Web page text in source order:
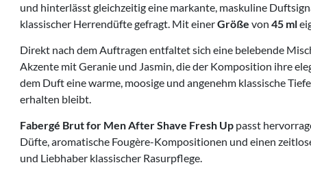
und hinterlässt gleichzeitig eine markante, maskuline
klassischer Herrendüfte gefragt. Mit einerGröße von 45 ml
Direkt nach dem Auftragen entfaltet sich eine belebende
Akzente mit Geranie und Jasmin, die der Komposition ihre
dem Duft eine warme, moosige und angenehm klassische
erhalten bleibt.
Fabergé Brut for Men After Shave Fresh Up passt
Düfte, aromatische Fougère-Kompositionen und einen
und Liebhaber klassischer Rasurpflege.